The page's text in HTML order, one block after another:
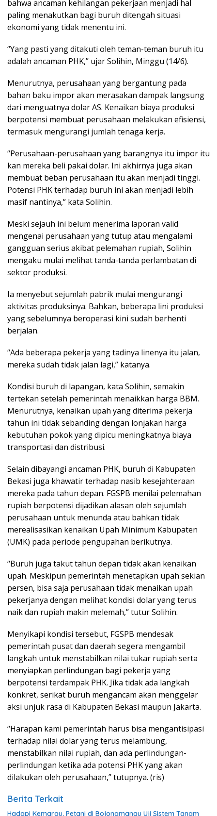
bahwa ancaman kehilangan pekerjaan menjadi hal
paling menakutkan bagi buruh ditengah situasi
ekonomi yang tidak menentu ini.
“Yang pasti yang ditakuti oleh teman-teman buruh itu
adalah ancaman PHK,” ujar Solihin, Minggu (14/6).
Menurutnya, perusahaan yang bergantung pada
bahan baku impor akan merasakan dampak langsung
dari menguatnya dolar AS. Kenaikan biaya produksi
berpotensi membuat perusahaan melakukan efisiensi,
termasuk mengurangi jumlah tenaga kerja.
“Perusahaan-perusahaan yang barangnya itu impor itu
kan mereka beli pakai dolar. Ini akhirnya juga akan
membuat beban perusahaan itu akan menjadi tinggi.
Potensi PHK terhadap buruh ini akan menjadi lebih
masif nantinya,” kata Solihin.
Meski sejauh ini belum menerima laporan valid
mengenai perusahaan yang tutup atau mengalami
gangguan serius akibat pelemahan rupiah, Solihin
mengaku mulai melihat tanda-tanda perlambatan di
sektor produksi.
Ia menyebut sejumlah pabrik mulai mengurangi
aktivitas produksinya. Bahkan, beberapa lini produksi
yang sebelumnya beroperasi kini sudah berhenti
berjalan.
“Ada beberapa pekerja yang tadinya linenya itu jalan,
mereka sudah tidak jalan lagi,” katanya.
Kondisi buruh di lapangan, kata Solihin, semakin
tertekan setelah pemerintah menaikkan harga BBM.
Menurutnya, kenaikan upah yang diterima pekerja
tahun ini tidak sebanding dengan lonjakan harga
kebutuhan pokok yang dipicu meningkatnya biaya
transportasi dan distribusi.
Selain dibayangi ancaman PHK, buruh di Kabupaten
Bekasi juga khawatir terhadap nasib kesejahteraan
mereka pada tahun depan. FGSPB menilai pelemahan
rupiah berpotensi dijadikan alasan oleh sejumlah
perusahaan untuk menunda atau bahkan tidak
merealisasikan kenaikan Upah Minimum Kabupaten
(UMK) pada periode pengupahan berikutnya.
“Buruh juga takut tahun depan tidak akan kenaikan
upah. Meskipun pemerintah menetapkan upah sekian
persen, bisa saja perusahaan tidak menaikan upah
pekerjanya dengan melihat kondisi dolar yang terus
naik dan rupiah makin melemah,” tutur Solihin.
Menyikapi kondisi tersebut, FGSPB mendesak
pemerintah pusat dan daerah segera mengambil
langkah untuk menstabilkan nilai tukar rupiah serta
menyiapkan perlindungan bagi pekerja yang
berpotensi terdampak PHK. Jika tidak ada langkah
konkret, serikat buruh mengancam akan menggelar
aksi unjuk rasa di Kabupaten Bekasi maupun Jakarta.
“Harapan kami pemerintah harus bisa mengantisipasi
terhadap nilai dolar yang terus melambung,
menstabilkan nilai rupiah, dan ada perlindungan-
perlindungan ketika ada potensi PHK yang akan
dilakukan oleh perusahaan,” tutupnya. (ris)
Berita Terkait
Hadapi Kemarau, Petani di Bojongmangu Uji Sistem Tanam